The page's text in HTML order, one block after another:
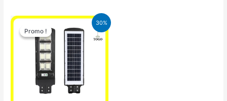
30%
Promo !
Promo !
Le
prix
initial
était :
50.000 CFA.
Le
prix
actuel
est :
35.000 CFA.